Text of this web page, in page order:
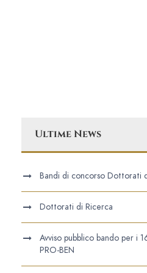
Ultime News
Bandi di concorso
Dottorati di Ricerca
Avviso pubblico bando per i
PRO-BEN